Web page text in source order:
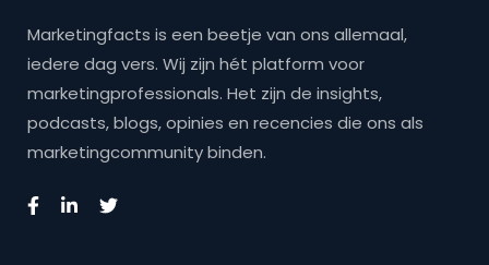
Marketingfacts is een beetje van ons allemaal,
iedere dag vers. Wij zijn hét platform voor
marketingprofessionals. Het zijn de insights,
podcasts, blogs, opinies en recencies die ons als
marketingcommunity binden.